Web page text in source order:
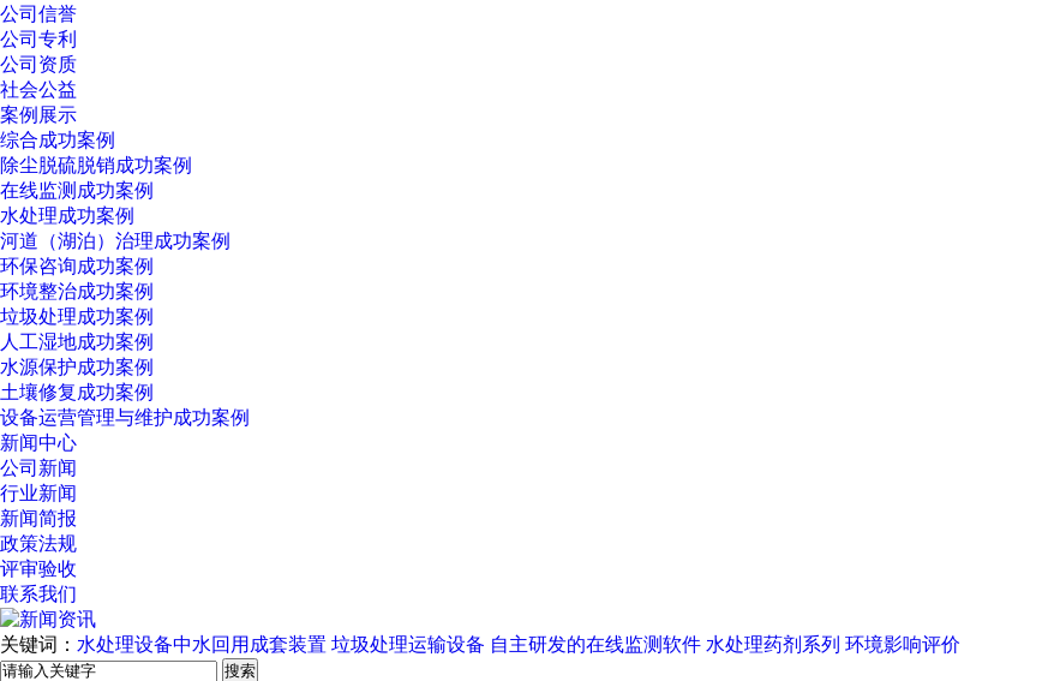
公司信誉
公司专利
公司资质
社会公益
案例展示
综合成功案例
除尘脱硫脱销成功案例
在线监测成功案例
水处理成功案例
河道（湖泊）治理成功案例
环保咨询成功案例
环境整治成功案例
垃圾处理成功案例
人工湿地成功案例
水源保护成功案例
土壤修复成功案例
设备运营管理与维护成功案例
新闻中心
公司新闻
行业新闻
新闻简报
政策法规
评审验收
联系我们
关键词： 水处理设备中水回用成套装置 垃圾处理运输设备 自主研发的在线监测软件 水处理药剂系列 环境影响评价
搜索